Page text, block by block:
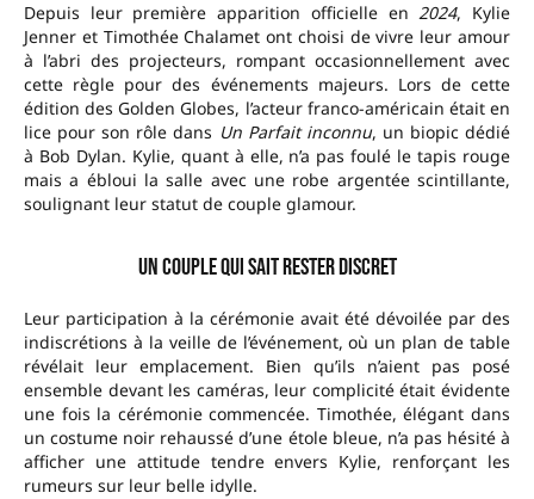
Depuis leur première apparition officielle en2024, Kylie
Jenner et Timothée Chalamet ont choisi de vivre leur amour
à l’abri des projecteurs, rompant occasionnellement avec
cette règle pour des événements majeurs. Lors de cette
édition des Golden Globes, l’acteur franco-américain était en
lice pour son rôle dans Un Parfait inconnu, un biopic dédié
à Bob Dylan. Kylie, quant à elle, n’a pas foulé le tapis rouge
mais a ébloui la salle avec une robe argentée scintillante,
soulignant leur statut de couple glamour.
Un couple qui sait rester discret
Leur participation à la cérémonie avait été dévoilée par des
indiscrétions à la veille de l’événement, où un plan de table
révélait leur emplacement. Bien qu’ils n’aient pas posé
ensemble devant les caméras, leur complicité était évidente
une fois la cérémonie commencée. Timothée, élégant dans
un costume noir rehaussé d’une étole bleue, n’a pas hésité à
afficher une attitude tendre envers Kylie, renforçant les
rumeurs sur leur belle idylle.